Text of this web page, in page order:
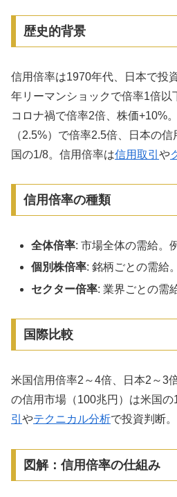
歴史的背景
信用倍率は1970年代、日本で投
年リーマンショックで倍率1倍以
コロナ禍で倍率2倍、株価+10%
（2.5%）で倍率2.5倍、日本の
国の1/8。信用倍率は信用取引 や
信用倍率の種類
全体倍率: 市場全体の需給。
個別株倍率: 銘柄ごとの需給
セクター倍率: 業界ごとの需
国際比較
米国信用倍率2～4倍、日本2～3
の信用市場（100兆円）は米国の
引 やテクニカル分析で投資判断。
図解：信用倍率の仕組み